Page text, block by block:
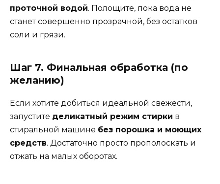
проточной водой. Полощите, пока вода не
станет совершенно прозрачной, без остатков
соли и грязи.
Шаг 7. Финальная обработка (по
желанию)
Если хотите добиться идеальной свежести,
запустите деликатный режим стирки в
стиральной машине без порошка и моющих
средств. Достаточно просто прополоскать и
отжать на малых оборотах.